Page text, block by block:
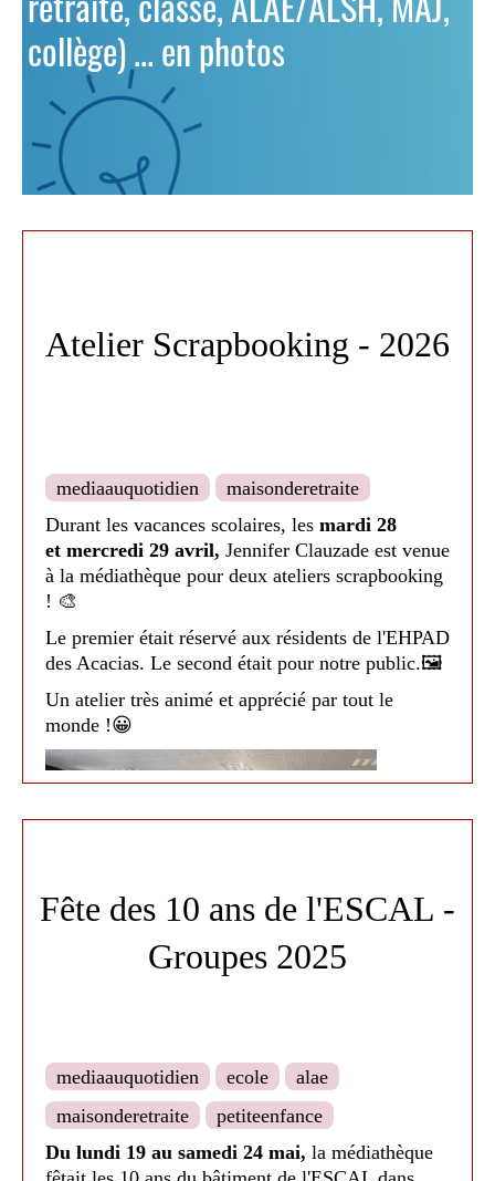
collège) ... en photos
Atelier Scrapbooking - 2026
mediaauquotidien
maisonderetraite
Durant les vacances scolaires, les mardi 28
et mercredi 29 avril, Jennifer Clauzade est venue
à la médiathèque pour deux ateliers scrapbooking
! 🎨
Le premier était réservé aux résidents de l'EHPAD
des Acacias. Le second était pour notre public.🖼
Un atelier très animé et apprécié par tout le
monde !😀
Fête des 10 ans de l'ESCAL -
Groupes 2025
mediaauquotidien ecole
alae
maisonderetraite
petiteenfance
Du lundi 19 au samedi 24 mai, la médiathèque